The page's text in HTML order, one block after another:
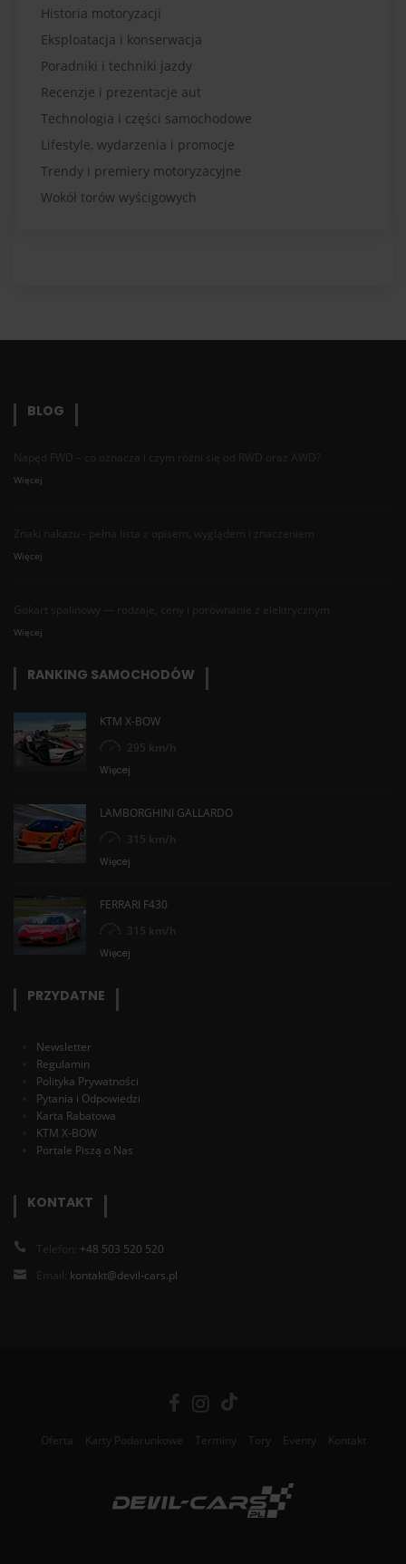
Historia motoryzacji
Eksploatacja i konserwacja
Poradniki i techniki jazdy
Recenzje i prezentacje aut
Technologia i części samochodowe
Lifestyle, wydarzenia i promocje
Trendy i premiery motoryzacyjne
Wokół torów wyścigowych
BLOG
Napęd FWD – co oznacza i czym różni się od RWD oraz AWD?
Więcej
Znaki nakazu - pełna lista z opisem, wyglądem i znaczeniem
Więcej
Gokart spalinowy — rodzaje, ceny i porównanie z elektrycznym
Więcej
RANKING SAMOCHODÓW
KTM X-BOW
295 km/h
Więcej
LAMBORGHINI GALLARDO
315 km/h
Więcej
FERRARI F430
315 km/h
Więcej
PRZYDATNE
Newsletter
Regulamin
Polityka Prywatności
Pytania i Odpowiedzi
Karta Rabatowa
KTM X-BOW
Portale Piszą o Nas
KONTAKT
Telefon: +48 503 520 520
Email: kontakt@devil-cars.pl
Oferta Karty Podarunkowe Terminy Tory Eventy Kontakt